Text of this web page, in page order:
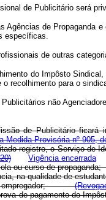
de Publicitário será
Agências de Propaganda
específicas.
de outras
do Impôsto
o recolhimento para o
Publicitários não
de Publicitário ficará
Medida Provisória nº 905,
registro, o Serviço
Vigência encerrada
ou curso de
na qualidade de
do empregador;
prova de pagamento do